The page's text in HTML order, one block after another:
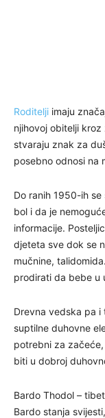
Roditelji imaju
njihovoj obitelji kroz
stvaraju znak za
posebno odnosi na
Do ranih 1950-ih
bol i da je
informacije.
djeteta sve dok se
mučnine,
prodirati da bebe u
Drevna vedska pa
suptilne duhovne
potrebni za
biti u dobroj
Bardo Thodol –
Bardo stanja